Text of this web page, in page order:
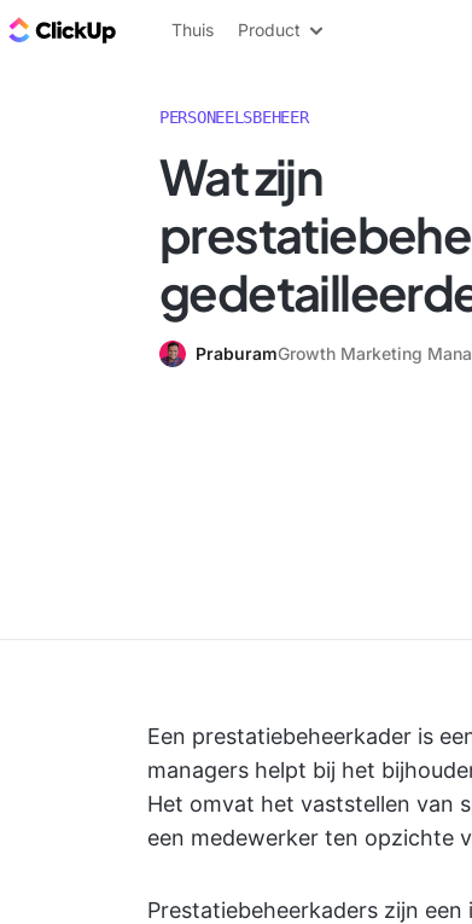
ClickUp Blog
Thuis Product
PERSONEELSBEHEER
Wat zijn
PraburamGrowth Marketing
Een prestatiebeheerkader is
managers helpt bij het
Het omvat het vaststellen van
een medewerker ten opzichte
Prestatiebeheerkaders zijn